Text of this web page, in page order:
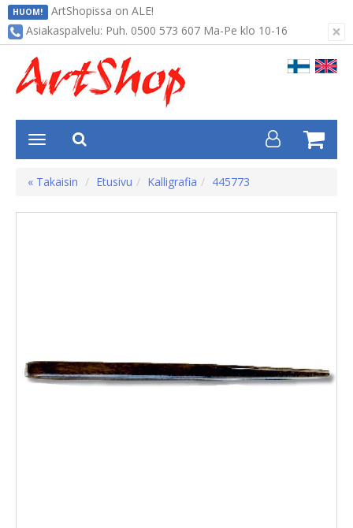
HUOM! ArtShopissa on ALE!
×
Asiakaspalvelu: Puh. 0500 573 607 Ma-Pe klo 10-16
« Takaisin Etusivu Kalligrafia 445773